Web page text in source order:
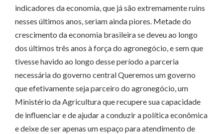
indicadores da economia, que já são extremamente ruins
nesses últimos anos, seriam ainda piores. Metade do
crescimento da economia brasileira se deveu ao longo
dos últimos três anos à força do agronegócio, e sem que
tivesse havido ao longo desse período a parceria
necessária do governo central Queremos um governo
que efetivamente seja parceiro do agronegócio, um
Ministério da Agricultura que recupere sua capacidade
de influenciar e de ajudar a conduzir a política econômica
e deixe de ser apenas um espaço para atendimento de